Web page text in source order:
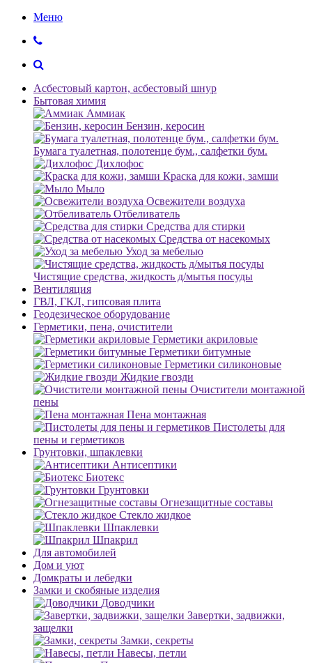
Меню
Асбестовый картон, асбестовый шнур
Бытовая химия
Аммиак
Бензин, керосин
Бумага туалетная, полотенце бум., салфетки бум.
Дихлофос
Краска для кожи, замши
Мыло
Освежители воздуха
Отбеливатель
Средства для стирки
Средства от насекомых
Уход за мебелью
Чистящие средства, жидкость д/мытья посуды
Вентиляция
ГВЛ, ГКЛ, гипсовая плита
Геодезическое оборудование
Герметики, пена, очистители
Герметики акриловые
Герметики битумные
Герметики силиконовые
Жидкие гвозди
Очистители монтажной
пены
Пена монтажная
Пистолеты для
пены и герметиков
Грунтовки, шпаклевки
Антисептики
Биотекс
Грунтовки
Огнезащитные составы
Стекло жидкое
Шпаклевки
Шпакрил
Для автомобилей
Дом и уют
Домкраты и лебедки
Замки и скобяные изделия
Доводчики
Завертки, задвижки,
защелки
Замки, секреты
Навесы, петли